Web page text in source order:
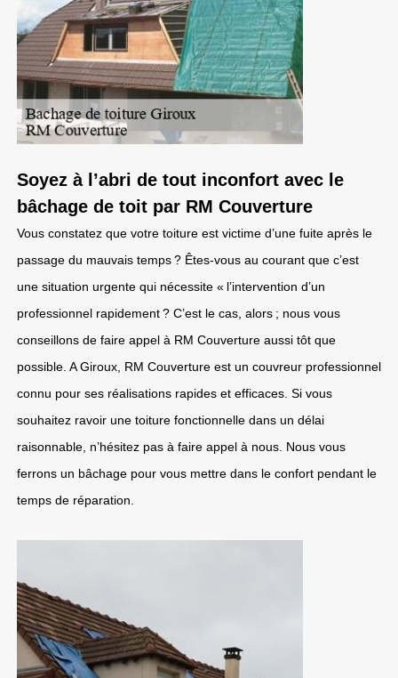
Soyez à l’abri de tout inconfort avec le
bâchage de toit par RM Couverture
Vous constatez que votre toiture est victime d’une fuite après le
passage du mauvais temps ? Êtes-vous au courant que c’est
une situation urgente qui nécessite « l’intervention d’un
professionnel rapidement ? C’est le cas, alors ; nous vous
conseillons de faire appel à RM Couverture aussi tôt que
possible. A Giroux, RM Couverture est un couvreur professionnel
connu pour ses réalisations rapides et efficaces. Si vous
souhaitez ravoir une toiture fonctionnelle dans un délai
raisonnable, n’hésitez pas à faire appel à nous. Nous vous
ferrons un bâchage pour vous mettre dans le confort pendant le
temps de réparation.